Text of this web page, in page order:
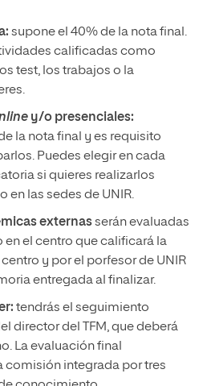
supone el 40% de la nota final.
calificadas como
test, los trabajos o la
y/o presenciales:
la nota final y es requisito
Puedes elegir en cada
si quieres realizarlos
en las sedes de UNIR.
externasserán evaluadas
en el centro que calificará la
y por el porfesor de UNIR
entregada al finalizar.
tendrás el seguimiento
director del TFM, que deberá
La evaluación final
comisión integrada por tres